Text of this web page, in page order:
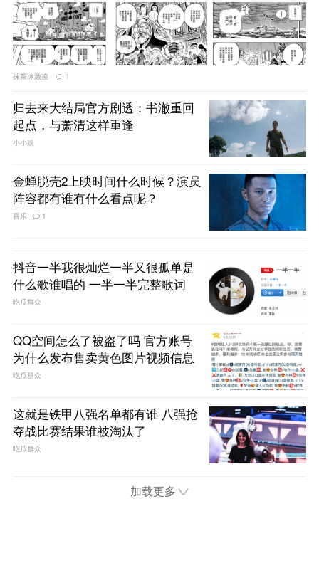
抹茶冰激凌 1
归去来大结局官方剧透：书澈重回
起点，与萧清这样重逢
小小娱
金蝉脱壳2上映时间什么时候？演员
阵容都有谁有什么看点呢？
喜乐 1
抖音一半我很灿烂一半又很孤单是
什么歌谁唱的 一半一半完整歌词
吃瓜群众
QQ空间怎么了被盗了吗 官方账号
为什么发布售卖黄色图片视频信息
吃瓜群众
这就是铁甲八强名单都有谁 八强抢
夺战比赛结果谁被淘汰了
吃瓜群众
加载更多